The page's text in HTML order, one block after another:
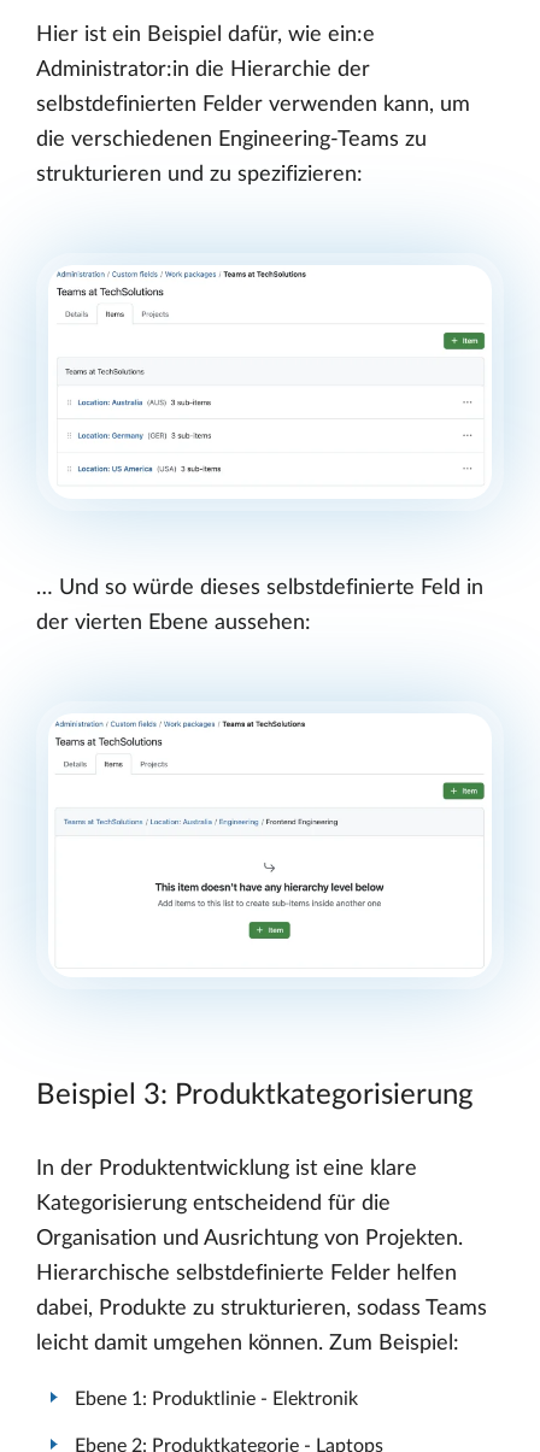
Hier ist ein Beispiel dafür, wie ein:e
Administrator:in die Hierarchie der
selbstdefinierten Felder verwenden kann, um
die verschiedenen Engineering-Teams zu
strukturieren und zu spezifizieren:
… Und so würde dieses selbstdefinierte Feld in
der vierten Ebene aussehen:
Beispiel 3: Produktkategorisierung
In der Produktentwicklung ist eine klare
Kategorisierung entscheidend für die
Organisation und Ausrichtung von Projekten.
Hierarchische selbstdefinierte Felder helfen
dabei, Produkte zu strukturieren, sodass Teams
leicht damit umgehen können. Zum Beispiel:
Ebene 1: Produktlinie - Elektronik
Ebene 2: Produktkategorie - Laptops